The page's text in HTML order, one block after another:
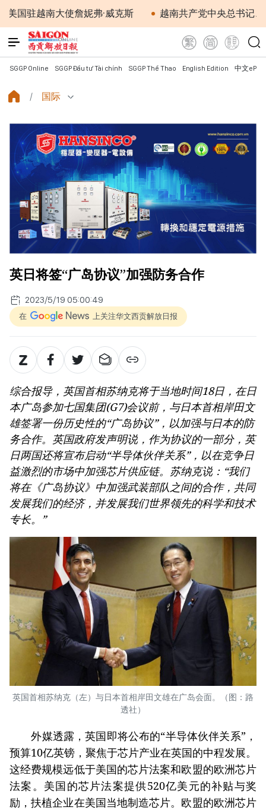
南大使詹妮弗·威克斯 越南共产党中央总书记、国家主
SGGP Online SGGP Đầu tư Tài chính SGGP Thể Thao English Edition 中文
国际
英日将签“广岛协议”加强防务合作
2023/5/19 05:00:49
在 上关注华文西贡解放日报
综合报导，英国首相苏纳克将于当地时间18日，在日
本广岛参加七国集团(G7)会议前，与日本首相岸田文
雄签署一份历史性的“广岛协议”，以加强与日本的防
务合作。英国政府发声明说，作为协议的一部分，英
日两国还将宣布启动“半导体伙伴关系”，以在竞争日
益激烈的市场中加强芯片供应链。苏纳克说：“我们
将在《广岛协议》中加强武装部队之间的合作，共同
发展我们的经济，并发展我们世界领先的科学和技术
专长。”
英国首相苏纳克（左）与日本首相岸田文雄在广岛会面。（图：路
透社）
外媒透露，英国即将公布的“半导体伙伴关系”，
预算10亿英镑，聚焦于芯片产业在英国的中程发展。
这经费规模远低于美国的芯片法案和欧盟的欧洲芯片
法案。美国的芯片法案提供520亿美元的补贴与奖
励，扶植企业在美国当地制造芯片。欧盟的欧洲芯片